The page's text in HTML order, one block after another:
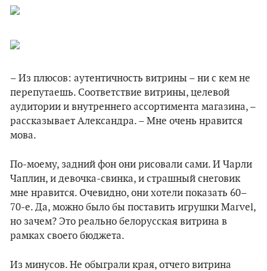
– Из плюсов: аутентичность витрины – ни с кем не
перепутаешь. Соответствие витрины, целевой
аудитории и внутреннего ассортимента магазина, –
рассказывает Александра. – Мне очень нравится
мова.
По-моему, задний фон они рисовали сами. И Чарли
Чаплин, и девочка-свинка, и страшный снеговик
мне нравится. Очевидно, они хотели показать 60–
70-е. Да, можно было бы поставить игрушки Marvel,
но зачем? Это реально белорусская витрина в
рамках своего бюджета.
Из минусов. Не обыграли края, отчего витрина